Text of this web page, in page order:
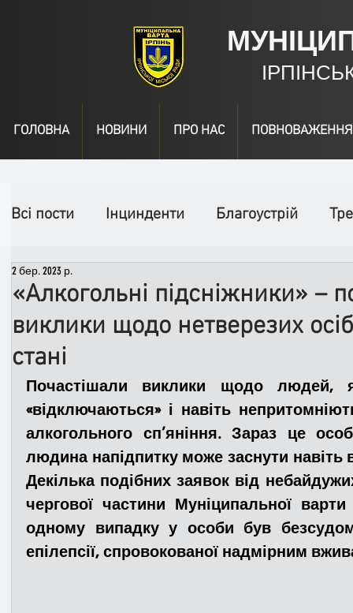
ГОЛОВНА НОВИНИ ПРО НАС ПОВНОВАЖЕННЯ
Всі пости Інцинденти Благоустрій
День народження
Спільні заходи Надзвичайні заходи
Медицина Новини ДТП
Адмінпротокол Свята Поліція
Війна Розмінування Добровільна
«Алкогольні підсніжники» –
виклики щодо нетверезих
стані
2 бер. 2023 р.
Почастішали виклики щодо людей,
«відключаються» і навіть
алкогольного сп’яніння. Зараз це
людина напідпитку може заснути
Декілька подібних заявок від
чергової частини Муніципальної
одному випадку у особи був
епілепсії, спровокованої надмірним